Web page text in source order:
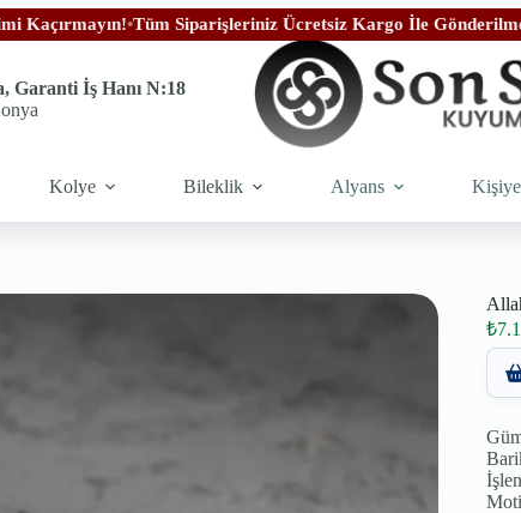
•Tüm Siparişleriniz Ücretsiz Kargo İle Gönderilmektedir.•Tüm
Garanti İş Hanı N:18
Kolye Bileklik Alyans
₺